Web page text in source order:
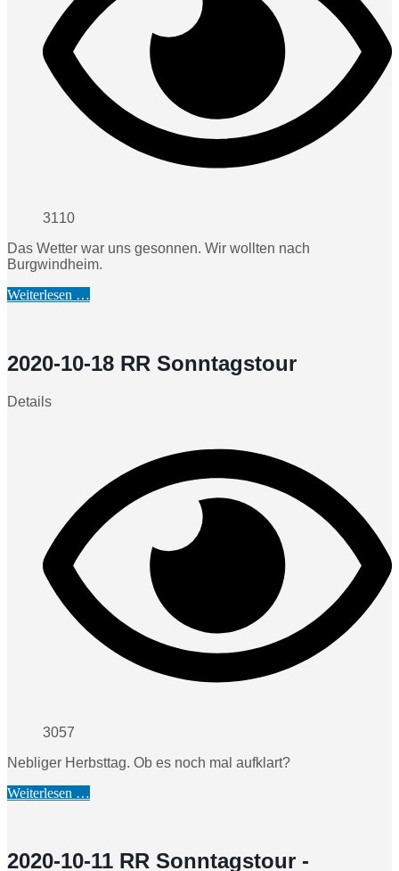
3110
Das Wetter war uns gesonnen. Wir wollten nach
Burgwindheim.
Weiterlesen …
2020-10-18 RR Sonntagstour
Details
3057
Nebliger Herbsttag. Ob es noch mal aufklart?
Weiterlesen …
2020-10-11 RR Sonntagstour -